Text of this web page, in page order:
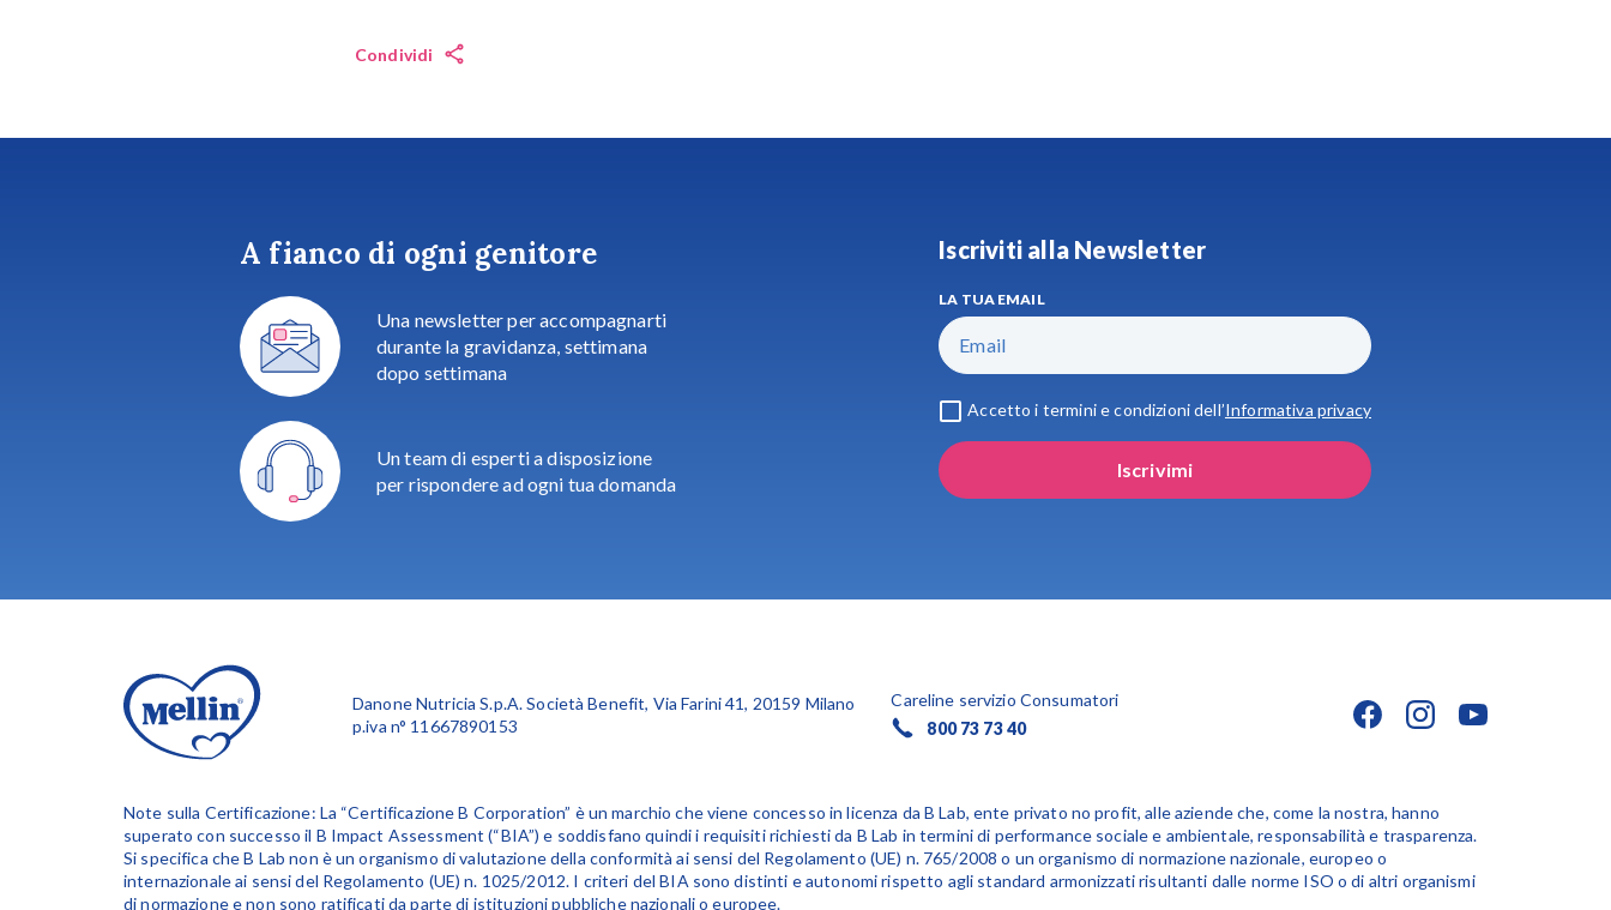
Condividi
A fianco di ogni genitore
Una newsletter per accompagnarti
durante la gravidanza, settimana
dopo settimana
Un team di esperti a disposizione
per rispondere ad ogni tua domanda
Iscriviti alla Newsletter
LA TUA EMAIL
Accetto i termini e condizioni dell’Informativa privacy
Iscrivimi
Danone Nutricia S.p.A. Società Benefit, Via Farini 41, 20159 Milano
p.iva n° 11667890153
Careline servizio Consumatori
800 73 73 40
Note sulla Certificazione: La “Certificazione B Corporation” è un marchio che viene concesso in licenza da B Lab, ente privato no profit, alle aziende che, come la nostra, hanno
superato con successo il B Impact Assessment (“BIA”) e soddisfano quindi i requisiti richiesti da B Lab in termini di performance sociale e ambientale, responsabilità e trasparenza.
Si specifica che B Lab non è un organismo di valutazione della conformità ai sensi del Regolamento (UE) n. 765/2008 o un organismo di normazione nazionale, europeo o
internazionale ai sensi del Regolamento (UE) n. 1025/2012. I criteri del BIA sono distinti e autonomi rispetto agli standard armonizzati risultanti dalle norme ISO o di altri organismi
di normazione e non sono ratificati da parte di istituzioni pubbliche nazionali o europee.